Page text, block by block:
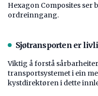
Hexagon Composites ser
ordreinngang.
Sjøtransporten er
Viktig å forstå
transport­systemet i ein
kystdirektøren i dette